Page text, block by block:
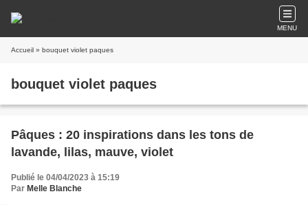
MENU
Accueil » bouquet violet paques
bouquet violet paques
Pâques : 20 inspirations dans les tons de
lavande, lilas, mauve, violet
Publié le 04/04/2023 à 15:19
Par Melle Blanche